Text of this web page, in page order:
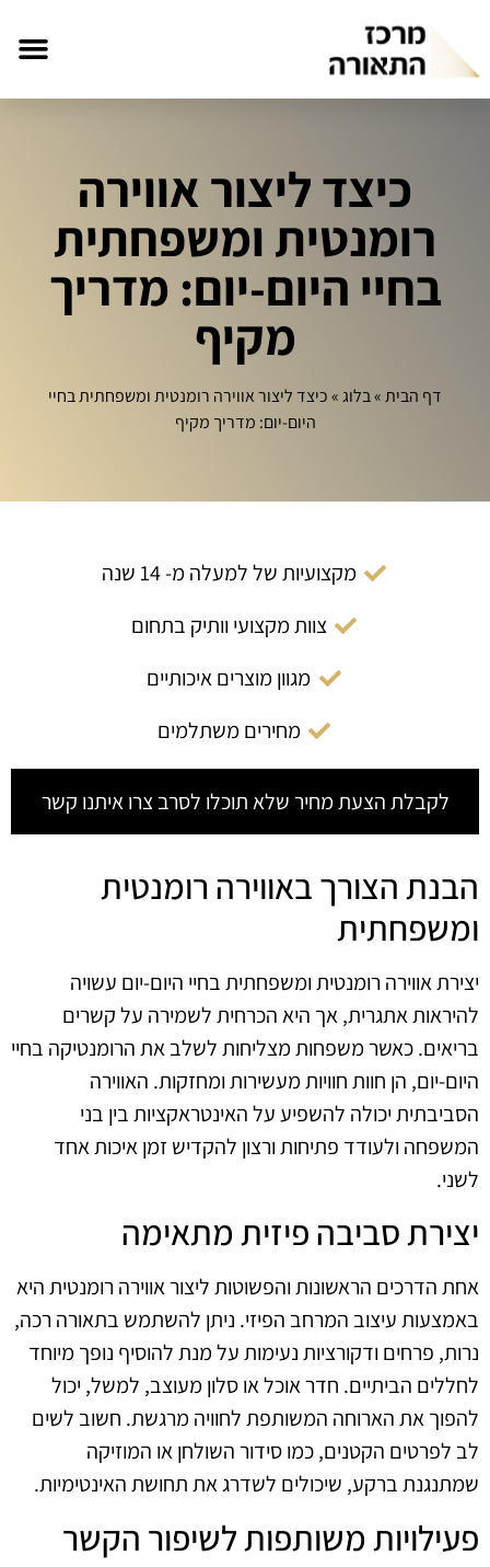
כיצד ליצור אווירה
רומנטית ומשפחתית
בחיי היום-יום: מדריך
מקיף
דף הבית»בלוג»כיצד ליצור אווירה רומנטית ומשפחתית בחיי
היום-יום: מדריך מקיף
מקצועיות של למעלה מ- 14 שנה
צוות מקצועי וותיק בתחום
מגוון מוצרים איכותיים
מחירים משתלמים
לקבלת הצעת מחיר שלא תוכלו לסרב צרו איתנו קשר
הבנת הצורך באווירה רומנטית
ומשפחתית
יצירת אווירה רומנטית ומשפחתית בחיי היום-יום עשויה
להיראות אתגרית, אך היא הכרחית לשמירה על קשרים
בריאים. כאשר משפחות מצליחות לשלב את הרומנטיקה בחיי
היום-יום, הן חוות חוויות מעשירות ומחזקות. האווירה
הסביבתית יכולה להשפיע על האינטראקציות בין בני
המשפחה ולעודד פתיחות ורצון להקדיש זמן איכות אחד
לשני.
יצירת סביבה פיזית מתאימה
אחת הדרכים הראשונות והפשוטות ליצור אווירה רומנטית היא
באמצעות עיצוב המרחב הפיזי. ניתן להשתמש בתאורה רכה,
נרות, פרחים ודקורציות נעימות על מנת להוסיף נופך מיוחד
לחללים הביתיים. חדר אוכל או סלון מעוצב, למשל, יכול
להפוך את הארוחה המשותפת לחוויה מרגשת. חשוב לשים
לב לפרטים הקטנים, כמו סידור השולחן או המוזיקה
שמתנגנת ברקע, שיכולים לשדרג את תחושת האינטימיות.
פעילויות משותפות לשיפור הקשר